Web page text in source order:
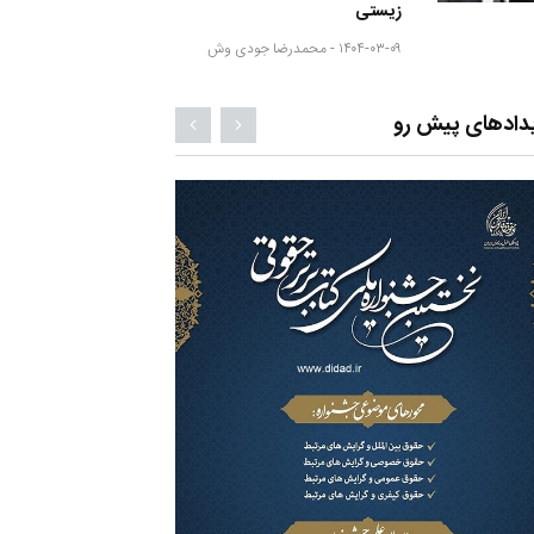
زیستی
۱۴۰۴-۰۳-۰۹ - محمدرضا جودی وش
پیش رو